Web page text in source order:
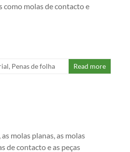
molas de contacto e
, Penas de folha Read more
molas planas, as molas
de contacto e as peças